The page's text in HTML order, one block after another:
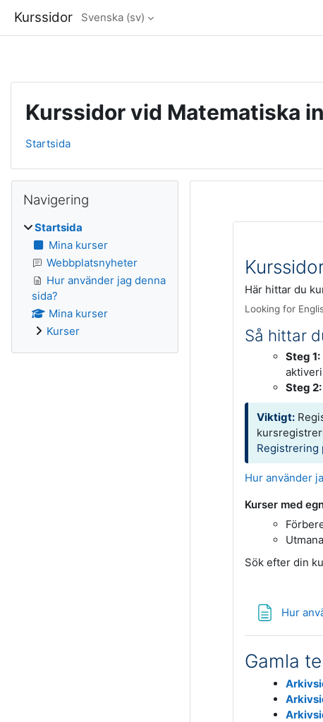
Kurssidor Svenska ‎(sv)‎
Kurssidor vid Matematiska
Startsida
Här hittar du
Looking for
Så hittar
Steg 1:
Steg 2:
Viktigt:
Registrering
Hur använder
Kurser med
Sök efter din
Hur
Gamla
Block
Navigering
Startsida
Mina kurser
Webbplatsnyheter
Hur använder jag denna
sida?
Mina kurser
Kurser